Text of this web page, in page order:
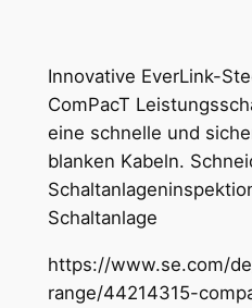
Innovative EverLink-
ComPacT
eine schnelle und
blanken Kabeln.
Schaltanlage
https://www.se.com/
range/44214315-